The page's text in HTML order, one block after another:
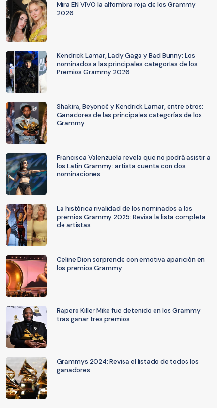
Mira EN VIVO la alfombra roja de los Grammy
2026
Kendrick Lamar, Lady Gaga y Bad Bunny: Los
nominados a las principales categorías de los
Premios Grammy 2026
Shakira, Beyoncé y Kendrick Lamar, entre otros:
Ganadores de las principales categorías de los
Grammy
Francisca Valenzuela revela que no podrá asistir a
los Latin Grammy: artista cuenta con dos
nominaciones
La histórica rivalidad de los nominados a los
premios Grammy 2025: Revisa la lista completa
de artistas
Celine Dion sorprende con emotiva aparición en
los premios Grammy
Rapero Killer Mike fue detenido en los Grammy
tras ganar tres premios
Grammys 2024: Revisa el listado de todos los
ganadores